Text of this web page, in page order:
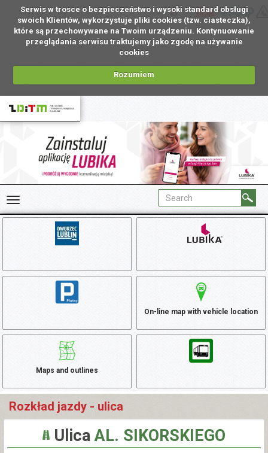
Serwis w trosce o bezpieczeństwo i wysoki standard obsługi
swoich Klientów, wykorzystuje pliki cookies (tzw. ciasteczka),
które są przechowywane na Twoim urządzeniu. Kontynuowanie
przeglądania serwisu traktujemy jako zgodę na używanie
cookies
Rozumiem
EN
On-line map with vehicle location
Maps and outlines
Rozkład jazdy - ulica
UlicaAL. SIKORSKIEGO